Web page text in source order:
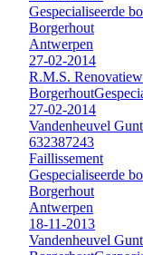
Gespecialiseerde
Borgerhout
Antwerpen
27-02-2014
R.M.S.
Borgerhout
27-02-2014
Vandenheuvel
632387243
Faillissement
Gespecialiseerde
Borgerhout
Antwerpen
18-11-2013
Vandenheuvel